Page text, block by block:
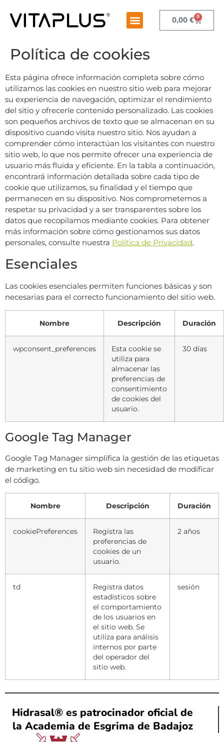
0,00 € 0
Política de cookies
Esta página ofrece información completa sobre cómo
utilizamos las cookies en nuestro sitio web para mejorar
su experiencia de navegación, optimizar el rendimiento
del sitio y ofrecerle contenido personalizado. Las cookies
son pequeños archivos de texto que se almacenan en su
dispositivo cuando visita nuestro sitio. Nos ayudan a
comprender cómo interactúan los visitantes con nuestro
sitio web, lo que nos permite ofrecer una experiencia de
usuario más fluida y eficiente. En la tabla a continuación,
encontrará información detallada sobre cada tipo de
cookie que utilizamos, su finalidad y el tiempo que
permanecen en su dispositivo. Nos comprometemos a
respetar su privacidad y a ser transparentes sobre los
datos que recopilamos mediante cookies. Para obtener
más información sobre cómo gestionamos sus datos
personales, consulte nuestra Política de Privacidad.
Esenciales
Las cookies esenciales permiten funciones básicas y son
necesarias para el correcto funcionamiento del sitio web.
Nombre Descripción Duración
wpconsent_preferences
Esta cookie se
utiliza para
almacenar las
preferencias de
consentimiento
de cookies del
usuario.
30 días
Google Tag Manager
Google Tag Manager simplifica la gestión de las etiquetas
de marketing en tu sitio web sin necesidad de modificar
el código.
Nombre Descripción Duración
cookiePreferences
Registra las
preferencias de
cookies de un
usuario.
2 años
td
Registra datos
estadísticos sobre
el comportamiento
de los usuarios en
el sitio web. Se
utiliza para análisis
internos por parte
del operador del
sitio web.
sesión
Hidrasal® es patrocinador oficial de
la Academia de Esgrima de Badajoz